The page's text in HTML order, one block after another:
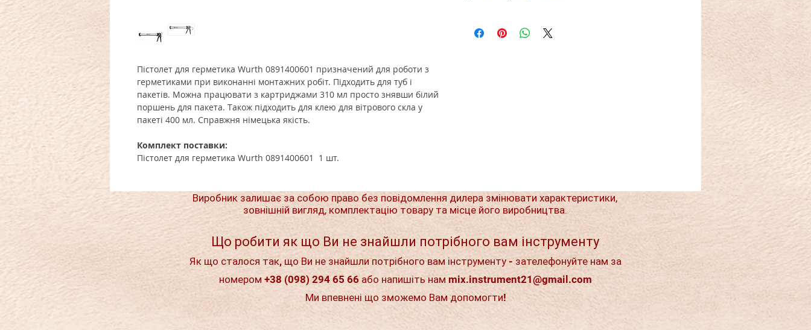
Пістолет для герметика Wurth 0891400601 призначений для роботи з
герметиками при виконанні монтажних робіт. Підходить для туб і
пакетів. Можна працювати з картриджами 310 мл просто знявши білий
поршень для пакета. Також підходить для клею для вітрового скла у
пакеті 400 мл. Справжня німецька якість.
Комплект поставки:
Пістолет для герметика Wurth 0891400601 1 шт.
Виробник залишає за собою право без повідомлення дилера змінювати характеристики,
зовнішній вигляд, комплектацію товару та місце його виробництва.
Що робити як що Ви не знайшли потрібного вам інструменту
Як що сталося так, що Ви не знайшли потрібного вам інструменту - зателефонуйте нам за
номером +38 (098) 294 65 66 або напишіть нам mix.instrument21@gmail.com
Ми впевнені що зможемо Вам допомогти!